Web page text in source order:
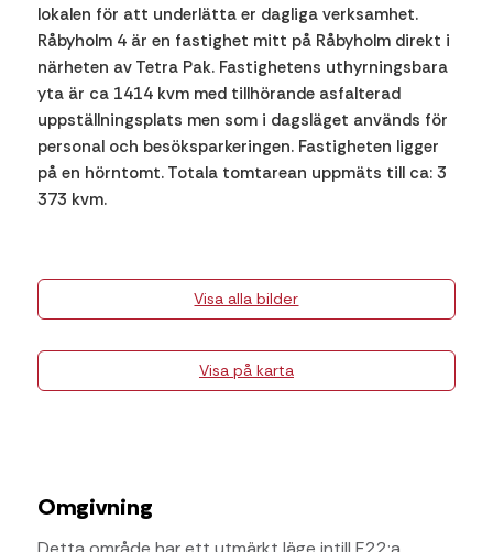
lokalen för att underlätta er dagliga verksamhet.
Råbyholm 4 är en fastighet mitt på Råbyholm direkt i
närheten av Tetra Pak. Fastighetens uthyrningsbara
yta är ca 1414 kvm med tillhörande asfalterad
uppställningsplats men som i dagsläget används för
personal och besöksparkeringen. Fastigheten ligger
på en hörntomt. Totala tomtarean uppmäts till ca: 3
373 kvm.
Visa alla bilder
Visa på karta
Omgivning